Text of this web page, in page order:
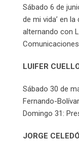
Sábado 6 de
de mi vida’ en
alternando con
Comunicaciones
LUIFER
Sábado 30 de
Fernando-Bolívar
Domingo 31:
JORGE